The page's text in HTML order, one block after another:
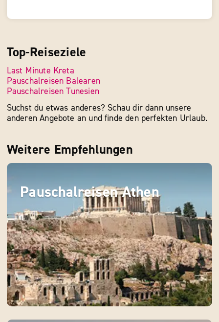
Top-Reiseziele
Last Minute Kreta
Pauschalreisen Balearen
Pauschalreisen Tunesien
Suchst du etwas anderes? Schau dir dann unsere
anderen Angebote an und finde den perfekten Urlaub.
Weitere Empfehlungen
Pauschalreisen Athen